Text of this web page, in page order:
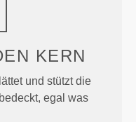
KERN
und stützt die
egal was